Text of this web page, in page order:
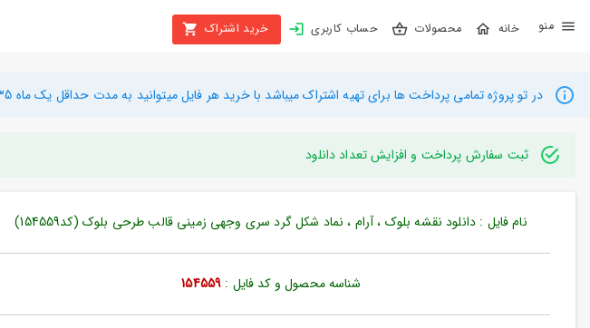
محصولات حساب کاربری خرید اشتراک
بستن
محصولات
اشتراک
در تو پروژه تمامی پرداخت ها برای تهیه اشتراک میباشد با خرید هر فایل میتوانید به مدت حداقل یک ماه 35 فایل را دانلود کنید
ثبت سفارش پرداخت و افزایش تعداد دانلود
نام فایل : دانلود نقشه بلوک ، آرام ، نماد شکل گرد سری وجهی زمینی قالب طرحی بلوک (کد154559)
شناسه محصول و کد فایل : 154559